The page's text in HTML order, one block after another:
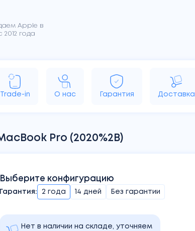
Apple в
года
Trade-in О нас Гарантия Доставка
AirPods MacBook iMac Apple TV
Pro (2020%2B)
Выберите конфигурацию
Гарантия: 2 года 14 дней Без гарантии
Нет в наличии на складе, уточняем